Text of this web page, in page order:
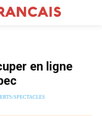
en ligne
SPECTACLES